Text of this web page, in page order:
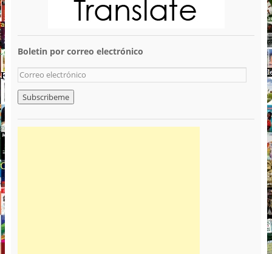
Boletin por correo electrónico